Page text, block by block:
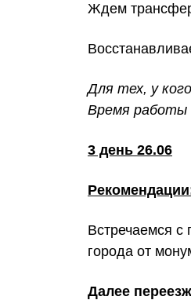
Ждем
Для тех, у
Время работы
3 день 26.06
Встречаемся с
города от
Далее